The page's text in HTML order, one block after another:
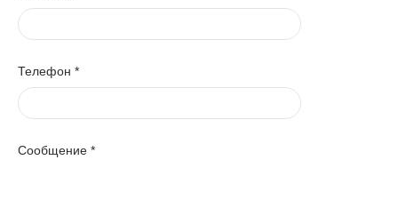
Телефон *
Сообщение *